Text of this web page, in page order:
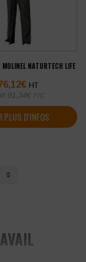
NATURTECH LIFE
€ HT
91,34€ TTC
PLUS D'INFOS